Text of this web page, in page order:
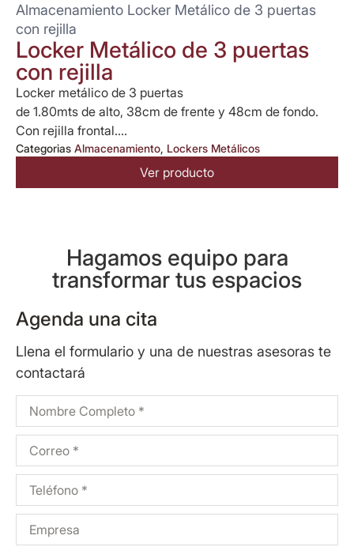
Almacenamiento Locker Metálico de 3 puertas
con rejilla
Locker Metálico de 3 puertas
con rejilla
Locker metálico de 3 puertas
de 1.80mts de alto, 38cm de frente y 48cm de fondo.
Con rejilla frontal....
Categorias Almacenamiento, Lockers Metálicos
Ver producto
Hagamos equipo para
transformar tus espacios
Agenda una cita
Llena el formulario y una de nuestras asesoras te
contactará